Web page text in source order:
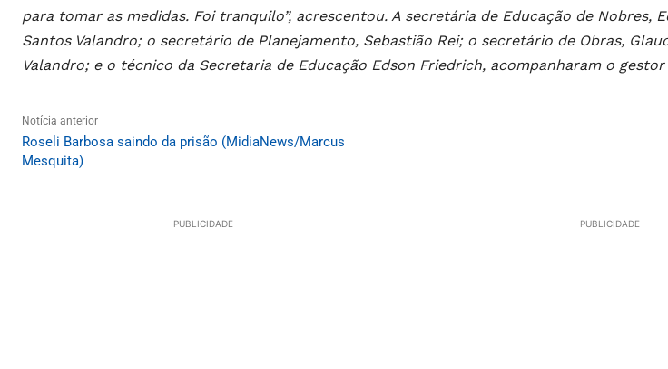
para tomar as medidas. Foi tranquilo”, acrescentou. A secretária de Educação de Nobres,
Santos Valandro; o secretário de Planejamento, Sebastião Rei; o secretário de Obras,
Valandro; e o técnico da Secretaria de Educação Edson Friedrich, acompanharam o
Notícia anterior
Roseli Barbosa saindo da prisão (MidiaNews/Marcus
Mesquita)
PUBLICIDADE PUBLICIDADE